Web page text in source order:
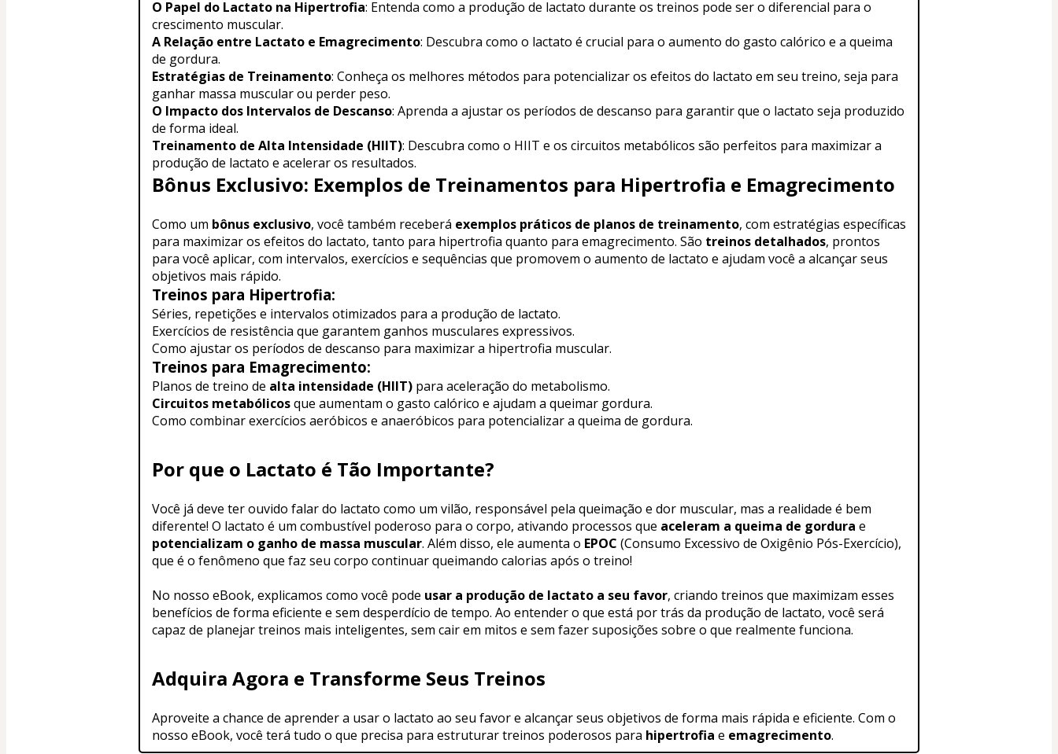
O Papel do Lactato na Hipertrofia: Entenda como a produção de lactato durante os treinos pode ser o diferencial para o
crescimento muscular.
A Relação entre Lactato e Emagrecimento: Descubra como o lactato é crucial para o aumento do gasto calórico e a queima
de gordura.
Estratégias de Treinamento: Conheça os melhores métodos para potencializar os efeitos do lactato em seu treino, seja para
ganhar massa muscular ou perder peso.
O Impacto dos Intervalos de Descanso: Aprenda a ajustar os períodos de descanso para garantir que o lactato seja produzido
de forma ideal.
Treinamento de Alta Intensidade (HIIT): Descubra como o HIIT e os circuitos metabólicos são perfeitos para maximizar a
produção de lactato e acelerar os resultados.
Bônus Exclusivo: Exemplos de Treinamentos para Hipertrofia e Emagrecimento
Como um bônus exclusivo, você também receberá exemplos práticos de planos de treinamento, com estratégias específicas
para maximizar os efeitos do lactato, tanto para hipertrofia quanto para emagrecimento. São treinos detalhados, prontos
para você aplicar, com intervalos, exercícios e sequências que promovem o aumento de lactato e ajudam você a alcançar seus
objetivos mais rápido.
Treinos para Hipertrofia:
Séries, repetições e intervalos otimizados para a produção de lactato.
Exercícios de resistência que garantem ganhos musculares expressivos.
Como ajustar os períodos de descanso para maximizar a hipertrofia muscular.
Treinos para Emagrecimento:
Planos de treino de alta intensidade (HIIT) para aceleração do metabolismo.
Circuitos metabólicos que aumentam o gasto calórico e ajudam a queimar gordura.
Como combinar exercícios aeróbicos e anaeróbicos para potencializar a queima de gordura.
Por que o Lactato é Tão Importante?
Você já deve ter ouvido falar do lactato como um vilão, responsável pela queimação e dor muscular, mas a realidade é bem
diferente! O lactato é um combustível poderoso para o corpo, ativando processos que aceleram a queima de gordura
potencializam o ganho de massa muscular. Além disso, ele aumenta o EPOC (Consumo Excessivo de Oxigênio Pós-Exercício),
que é o fenômeno que faz seu corpo continuar queimando calorias após o treino!
No nosso eBook, explicamos como você pode usar a produção de lactato a seu favor, criando treinos que maximizam esses
benefícios de forma eficiente e sem desperdício de tempo. Ao entender o que está por trás da produção de lactato, você será
capaz de planejar treinos mais inteligentes, sem cair em mitos e sem fazer suposições sobre o que realmente funciona.
Adquira Agora e Transforme Seus Treinos
Aproveite a chance de aprender a usar o lactato ao seu favor e alcançar seus objetivos de forma mais rápida e eficiente. Com o
nosso eBook, você terá tudo o que precisa para estruturar treinos poderosos para hipertrofia e emagrecimento.